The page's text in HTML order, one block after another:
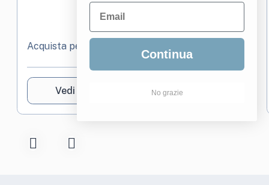
Acquista per
Vedi prodotto Acquista
Continua
No grazie